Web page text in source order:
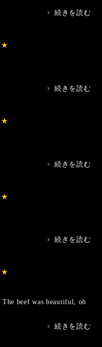
>
続きを読む
>
続きを読む
>
続きを読む
>
続きを読む
beef was beautiful, oh
>
続きを読む